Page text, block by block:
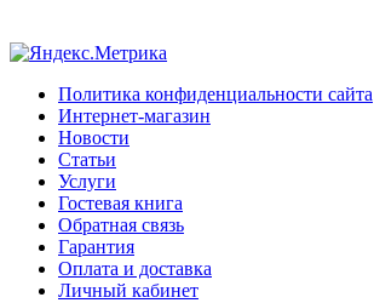
Политика конфиденциальности сайта
Интернет-магазин
Новости
Статьи
Услуги
Гостевая книга
Обратная связь
Гарантия
Оплата и доставка
Личный кабинет